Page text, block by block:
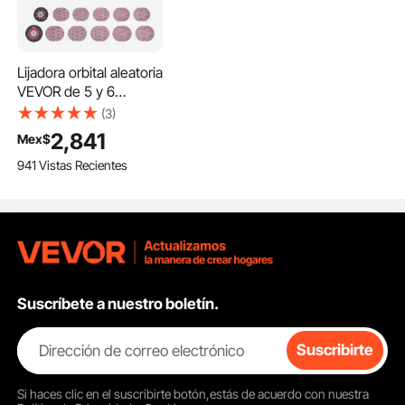
Lijadora orbital aleatoria
VEVOR de 5 y 6
pulgadas, 350 W, sin
escobillas, 10 000
PRM, 6 velocidades
variables, con 20 hojas
carpintería.
(3)
Mex$2,841
941 Vistas Recientes
Suscríbete a nuestro boletín.
Dirección de correo electrónico Suscribirte
Si haces clic en elsuscribirtebotón,estás de acuerdo con nuestra